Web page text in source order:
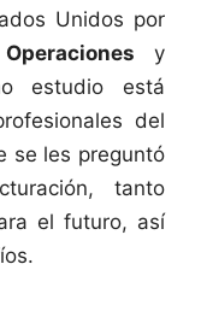
Unidos por
y
estudio está
del
se les preguntó
tanto
el futuro, así